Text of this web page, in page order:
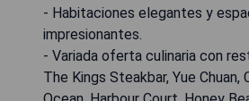
- Habitaciones elegantes y
impresionantes.
- Variada oferta culinaria con
The Kings Steakbar, Yue Chuan,